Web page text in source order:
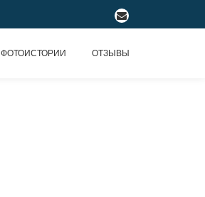
fa-
ФОТОИСТОРИИ ОТЗЫВЫ